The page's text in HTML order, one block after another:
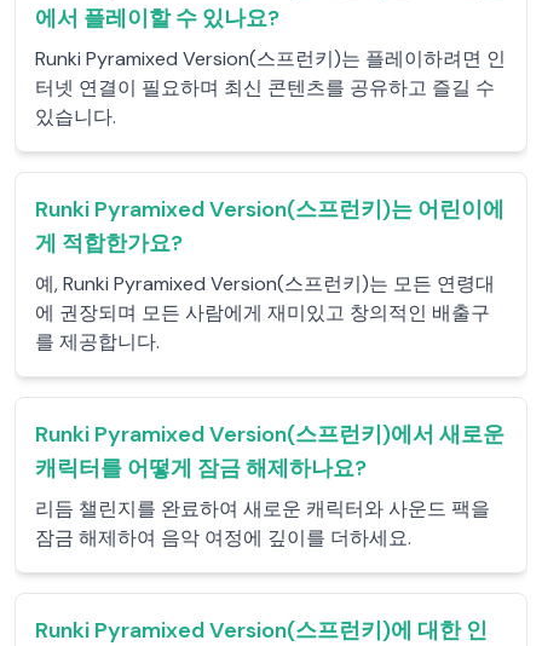
에서 플레이할 수 있나요?
Runki Pyramixed Version(스프런키)는 플레이하려면 인
터넷 연결이 필요하며 최신 콘텐츠를 공유하고 즐길 수
있습니다.
Runki Pyramixed Version(스프런키)는 어린이에
게 적합한가요?
예, Runki Pyramixed Version(스프런키)는 모든 연령대
에 권장되며 모든 사람에게 재미있고 창의적인 배출구
를 제공합니다.
Runki Pyramixed Version(스프런키)에서 새로운
캐릭터를 어떻게 잠금 해제하나요?
리듬 챌린지를 완료하여 새로운 캐릭터와 사운드 팩을
잠금 해제하여 음악 여정에 깊이를 더하세요.
Runki Pyramixed Version(스프런키)에 대한 인